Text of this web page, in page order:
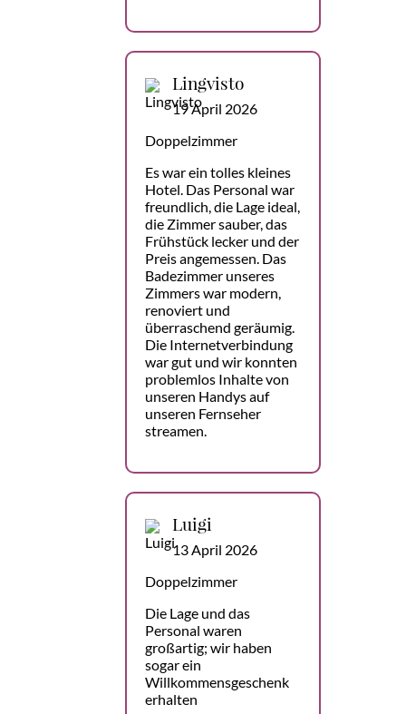
Lingvisto
19 April 2026
Doppelzimmer
Es war ein tolles kleines
Hotel. Das Personal war
freundlich, die Lage ideal,
die Zimmer sauber, das
Frühstück lecker und der
Preis angemessen. Das
Badezimmer unseres
Zimmers war modern,
renoviert und
überraschend geräumig.
Die Internetverbindung
war gut und wir konnten
problemlos Inhalte von
unseren Handys auf
unseren Fernseher
streamen.
Luigi
13 April 2026
Doppelzimmer
Die Lage und das
Personal waren
großartig; wir haben
sogar ein
Willkommensgeschenk
erhalten